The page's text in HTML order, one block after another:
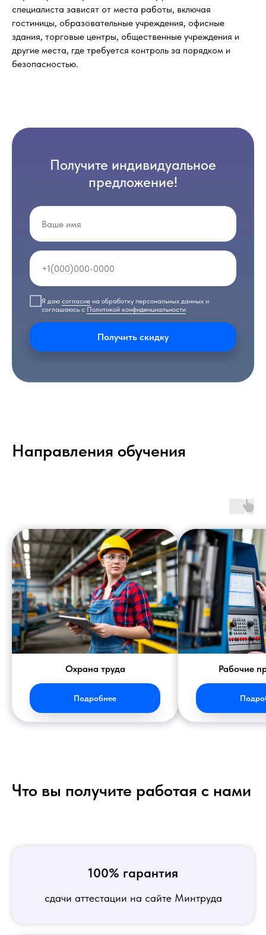
специалиста зависят от места работы, включая
гостиницы, образовательные учреждения, офисные
здания, торговые центры, общественные учреждения и
другие места, где требуется контроль за порядком и
безопасностью.
Получите индивидуальное
предложение!
Я даю согласие на обработку персональных данных и
соглашаюсь с Политикой конфиденциальности
Получить скидку
Направления обучения
Охрана труда
Подробнее
Рабочие
Что вы получите работая с нами
100% гарантия
сдачи аттестации на сайте Минтруда